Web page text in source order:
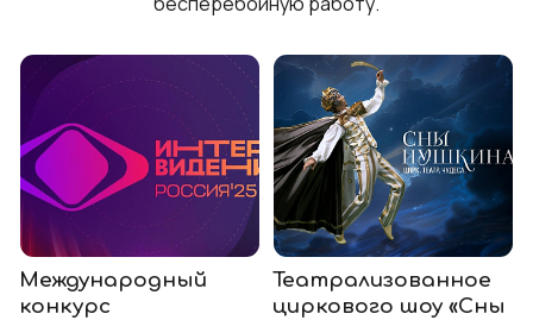
Международный
конкурс
Театрализованное
циркового шоу «Сны